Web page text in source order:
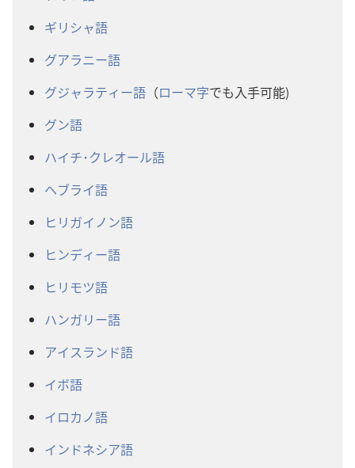
ギリシャ語
グアラニー語
グジャラティー語 （ローマ字でも入手可能)
グン語
ハイチ･クレオール語
ヘブライ語
ヒリガイノン語
ヒンディー語
ヒリモツ語
ハンガリー語
アイスランド語
イボ語
イロカノ語
インドネシア語